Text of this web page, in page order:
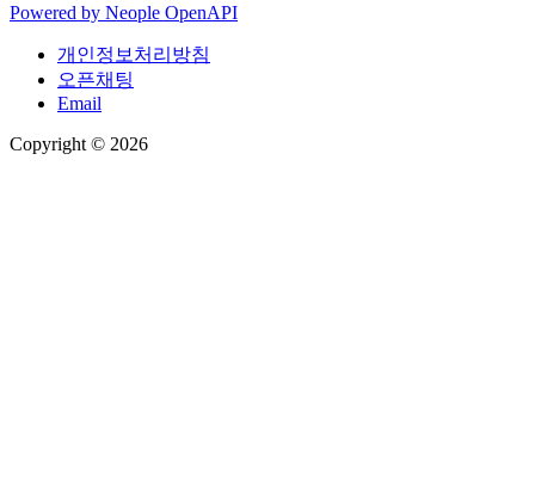
Powered by Neople OpenAPI
개인정보처리방침
오픈채팅
Email
Copyright © 2026